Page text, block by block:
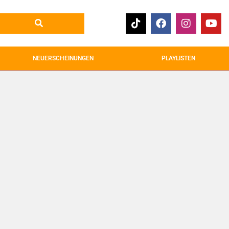
NEUERSCHEINUNGEN PLAYLISTEN